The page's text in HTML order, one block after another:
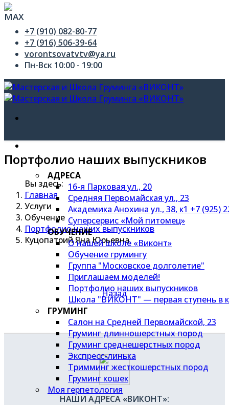
+7 (910) 082-80-77
+7 (916) 506-39-64
vorontsovatvtv@ya.ru
Пн-Вск 10:00 - 19:00
АДРЕСА
16-я Парковая ул., 20
Средняя Первомайская ул., 23
Академика Анохина ул., 38, к1 +7 (925)
Суперсервис «Мой питомец»
ОБУЧЕНИЕ
О нашей школе «Виконт»
Обучение грумингу
Группа "Московское долголетие"
Приглашаем моделей!
Портфолио наших выпускников
Школа "ВИКОНТ" — первая ступень в
ГРУМИНГ
Салон на Средней Первомайской, 23
Груминг длинношерстных пород
Груминг среднешерстных пород
Экспресс-линька
Тримминг жесткошерстных пород
Груминг кошек
Моя герпетология
Портфолио наших выпускников
Вы здесь:
Главная
Услуги
Обучение
Портфолио наших выпускников
Куцопатрий Яна Юрьевна
Назад
НАШИ АДРЕСА «ВИКОНТ»: